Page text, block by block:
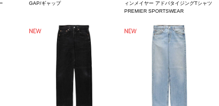
GAP/ギャップ
ィンメイヤー アドバタイジングTシャツ
PREMIER SPORTSWEAR